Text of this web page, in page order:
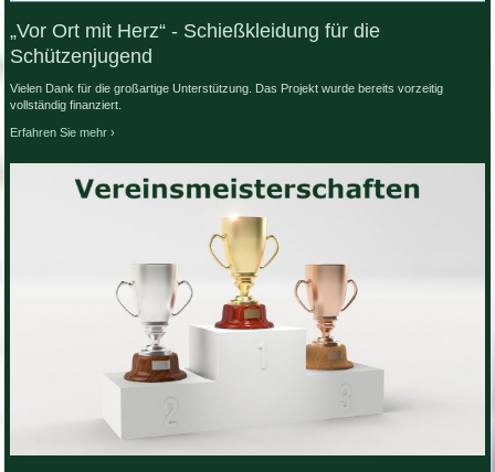
„Vor Ort mit Herz“ - Schießkleidung für die
Schützenjugend
Vielen Dank für die großartige Unterstützung. Das Projekt wurde bereits vorzeitig
vollständig finanziert.
Erfahren Sie mehr